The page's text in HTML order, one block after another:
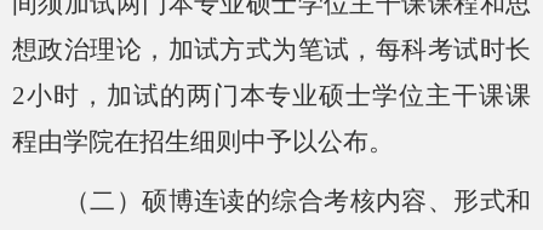
想政治理论，加试方式为笔试，每科考试时长
2小时，加试的两门本专业硕士学位主干课课
程由学院在招生细则中予以公布。
（二）硕博连读的综合考核内容、形式和